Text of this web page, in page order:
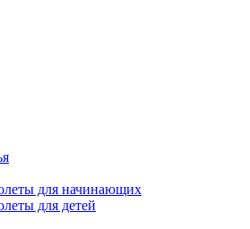
для начинающих
для детей